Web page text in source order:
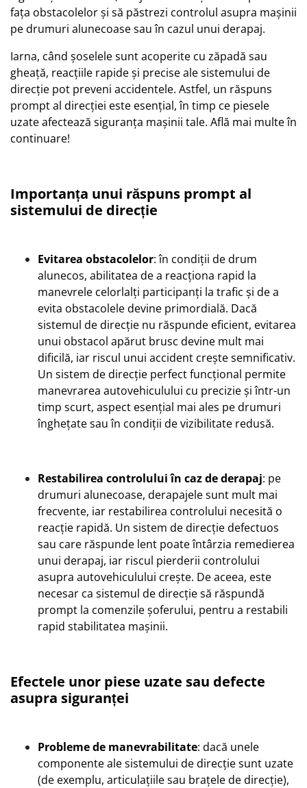
fața obstacolelor și să păstrezi controlul asupra mașinii
pe drumuri alunecoase sau în cazul unui derapaj.
Iarna, când șoselele sunt acoperite cu zăpadă sau
gheață, reacțiile rapide și precise ale sistemului de
direcție pot preveni accidentele. Astfel, un răspuns
prompt al direcției este esențial, în timp ce piesele
uzate afectează siguranța mașinii tale. Află mai multe în
continuare!
Importanța unui răspuns prompt al
sistemului de direcție
Evitarea obstacolelor: în condiții de drum
alunecos, abilitatea de a reacționa rapid la
manevrele celorlalți participanți la trafic și de a
evita obstacolele devine primordială. Dacă
sistemul de direcție nu răspunde eficient, evitarea
unui obstacol apărut brusc devine mult mai
dificilă, iar riscul unui accident crește semnificativ.
Un sistem de direcție perfect funcțional permite
manevrarea autovehiculului cu precizie și într-un
timp scurt, aspect esențial mai ales pe drumuri
înghețate sau în condiții de vizibilitate redusă.
Restabilirea controlului în caz de derapaj: pe
drumuri alunecoase, derapajele sunt mult mai
frecvente, iar restabilirea controlului necesită o
reacție rapidă. Un sistem de direcție defectuos
sau care răspunde lent poate întârzia remedierea
unui derapaj, iar riscul pierderii controlului
asupra autovehiculului crește. De aceea, este
necesar ca sistemul de direcție să răspundă
prompt la comenzile șoferului, pentru a restabili
rapid stabilitatea mașinii.
Efectele unor piese uzate sau defecte
asupra siguranței
Probleme de manevrabilitate: dacă unele
componente ale sistemului de direcție sunt uzate
(de exemplu, articulațiile sau brațele de direcție),